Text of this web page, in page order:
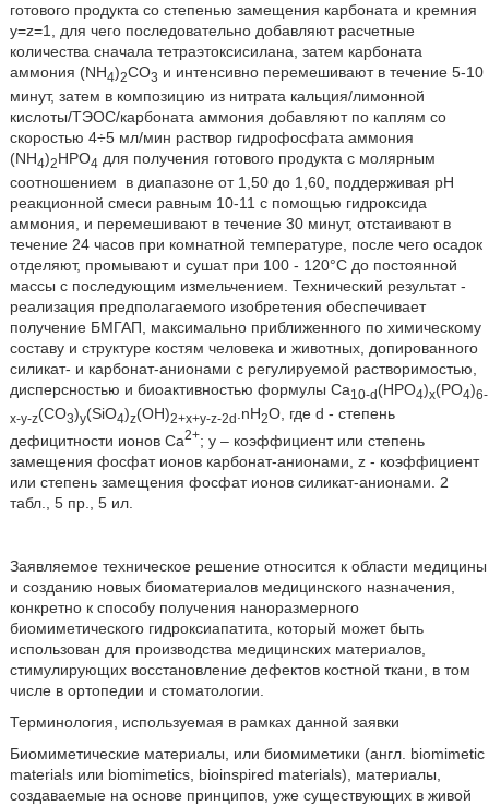
готового продукта со степенью замещения карбоната и кремния
у=z=1, для чего последовательно добавляют расчетные
количества сначала тетраэтоксисилана, затем карбоната
аммония (NH4)2CO3 и интенсивно перемешивают в течение 5-10
минут, затем в композицию из нитрата кальция/лимонной
кислоты/ТЭОС/карбоната аммония добавляют по каплям со
скоростью 4÷5 мл/мин раствор гидрофосфата аммония
(NH4)2HPO4 для получения готового продукта с молярным
соотношением
в диапазоне от 1,50 до 1,60, поддерживая рН
реакционной смеси равным 10-11 с помощью гидроксида
аммония, и перемешивают в течение 30 минут, отстаивают в
течение 24 часов при комнатной температуре, после чего осадок
отделяют, промывают и сушат при 100 - 120°С до постоянной
массы с последующим измельчением. Технический результат -
реализация предполагаемого изобретения обеспечивает
получение БМГАП, максимально приближенного по химическому
составу и структуре костям человека и животных, допированного
силикат- и карбонат-анионами с регулируемой растворимостью,
дисперсностью и биоактивностью формулы Ca10-d(HPO4)x(PO4)6-
x-y-z(CO3)y(SiO4)z(OH)2+x+y-z-2d .nH2O, где d - степень
дефицитности ионов Ca2+; y – коэффициент или степень
замещения фосфат ионов карбонат-анионами, z - коэффициент
или степень замещения фосфат ионов силикат-анионами. 2
табл., 5 пр., 5 ил.
Заявляемое техническое решение относится к области медицины
и созданию новых биоматериалов медицинского назначения,
конкретно к способу получения наноразмерного
биомиметического гидроксиапатита, который может быть
использован для производства медицинских материалов,
стимулирующих восстановление дефектов костной ткани, в том
числе в ортопедии и стоматологии.
Терминология, используемая в рамках данной заявки
Биомиметические материалы, или биомиметики (англ. biomimetic
materials или biomimetics, bioinspired materials), материалы,
создаваемые на основе принципов, уже существующих в живой